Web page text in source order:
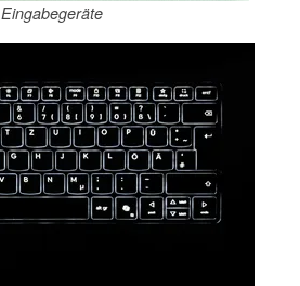
Eingabegeräte